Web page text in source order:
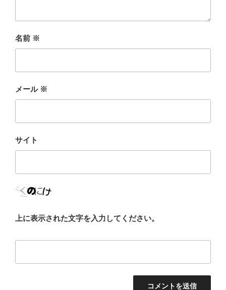
名前 ※
メール ※
サイト
上に表示された文字を入力してください。